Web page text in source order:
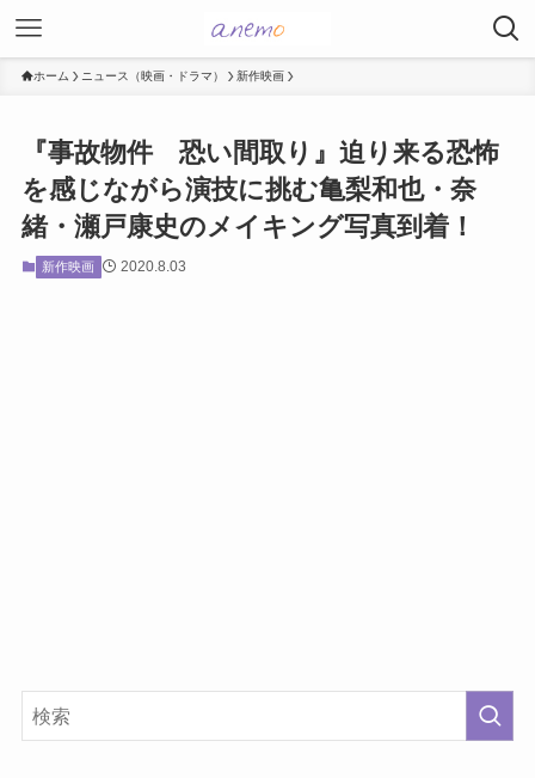
ホーム ニュース（映画・ドラマ） 新作映画
『事故物件 恐い間取り』迫り来る恐怖
を感じながら演技に挑む亀梨和也・奈
緒・瀬戸康史のメイキング写真到着！
新作映画 2020.8.03